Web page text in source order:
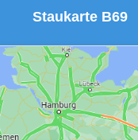
Staukarte B69